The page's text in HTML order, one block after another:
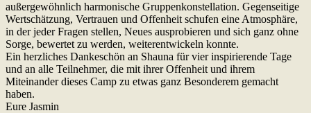
außergewöhnlich harmonische Gruppenkonstellation. Gegenseitige
Wertschätzung, Vertrauen und Offenheit schufen eine Atmosphäre,
in der jeder Fragen stellen, Neues ausprobieren und sich ganz ohne
Sorge, bewertet zu werden, weiterentwickeln konnte.
Ein herzliches Dankeschön an Shauna für vier inspirierende Tage
und an alle Teilnehmer, die mit ihrer Offenheit und ihrem
Miteinander dieses Camp zu etwas ganz Besonderem gemacht
haben.
Eure Jasmin